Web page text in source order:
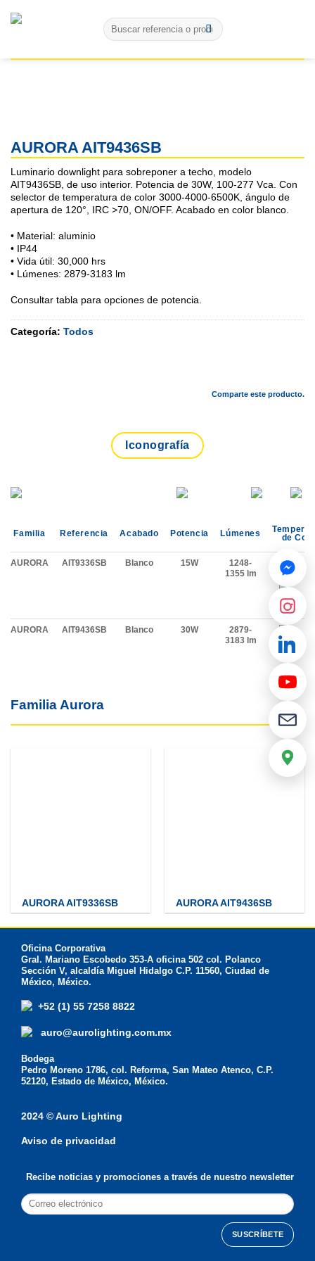
Buscar
por:
AURORA AIT9436SB
Luminario downlight para sobreponer a techo, modelo
AIT9436SB, de uso interior. Potencia de 30W, 100-277 Vca. Con
selector de temperatura de color 3000-4000-6500K, ángulo de
apertura de 120°, IRC >70, ON/OFF. Acabado en color blanco.
• Material: aluminio
• IP44
• Vida útil: 30,000 hrs
• Lúmenes: 2879-3183 lm
Consultar tabla para opciones de potencia.
Categoría: Todos
Comparte este producto.
Iconografía
Familia Referencia Acabado Potencia Lúmenes
de
AURORA AIT9336SB Blanco 15W
1248-
1355 lm
AURORA AIT9436SB Blanco 30W
2879-
3183 lm
Familia Aurora
AURORA AIT9336SB AURORA AIT9436SB
Oficina Corporativa
Gral. Mariano Escobedo 353-A oficina 502 col. Polanco
Sección V, alcaldía Miguel Hidalgo C.P. 11560, Ciudad de
México, México.
+52 (1) 55 7258 8822
auro@aurolighting.com.mx
Bodega
Pedro Moreno 1786, col. Reforma, San Mateo Atenco, C.P.
52120, Estado de México, México.
2024 © Auro Lighting
Aviso de privacidad
Recibe noticias y promociones a través de nuestro newsletter